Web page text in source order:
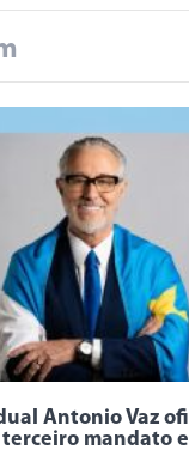
Antonio Vaz
mandato